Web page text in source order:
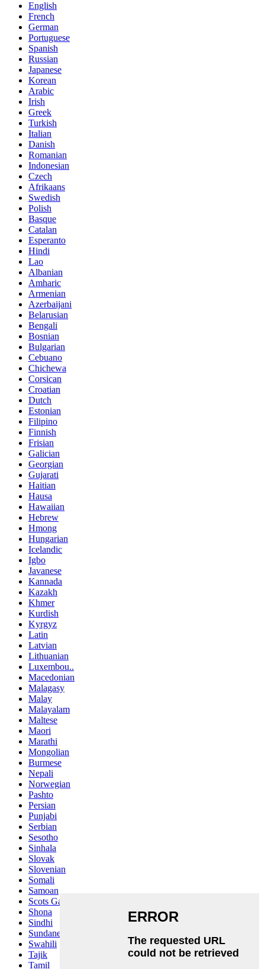
English
French
German
Portuguese
Spanish
Russian
Japanese
Korean
Arabic
Irish
Greek
Turkish
Italian
Danish
Romanian
Indonesian
Czech
Afrikaans
Swedish
Polish
Basque
Catalan
Esperanto
Hindi
Lao
Albanian
Amharic
Armenian
Azerbaijani
Belarusian
Bengali
Bosnian
Bulgarian
Cebuano
Chichewa
Corsican
Croatian
Dutch
Estonian
Filipino
Finnish
Frisian
Galician
Georgian
Gujarati
Haitian
Hausa
Hawaiian
Hebrew
Hmong
Hungarian
Icelandic
Igbo
Javanese
Kannada
Kazakh
Khmer
Kurdish
Kyrgyz
Latin
Latvian
Lithuanian
Luxembou..
Macedonian
Malagasy
Malay
Malayalam
Maltese
Maori
Marathi
Mongolian
Burmese
Nepali
Norwegian
Pashto
Persian
Punjabi
Serbian
Sesotho
Sinhala
Slovak
Slovenian
Somali
Samoan
Scots Gaelic
Shona
Sindhi
Sundanese
Swahili
Tajik
Tamil